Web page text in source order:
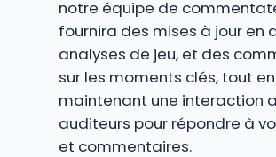
notre équipe de
fournira des mises à jour en
analyses de jeu, et des
sur les moments clés, tout en
maintenant une interaction
auditeurs pour répondre à
et commentaires.